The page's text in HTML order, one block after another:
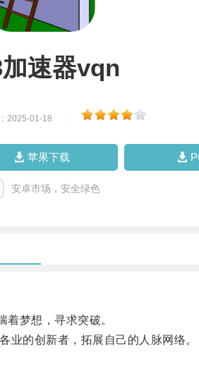
速器vqn
2025-01-18
苹果下载
安卓市场，安全绿色
梦想，寻求突破。
的创新者，拓展自己的人脉网络。